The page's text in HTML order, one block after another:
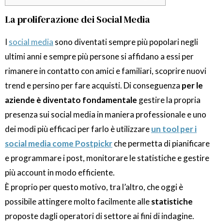
La proliferazione dei Social Media
I social media sono diventati sempre più popolari negli
ultimi anni e sempre più persone si affidano a essi per
rimanere in contatto con amici e familiari, scoprire nuovi
trend e persino per fare acquisti. Di conseguenza per le
aziende è diventato fondamentale gestire la propria
presenza sui social media in maniera professionale e uno
dei modi più efficaci per farlo è utilizzareun tool per i
social media come Postpickrche permetta di pianificare
e programmare i post, monitorare le statistiche e gestire
più account in modo efficiente.
È proprio per questo motivo, tra l’altro, che oggi è
possibile attingere molto facilmente allestatistiche
proposte dagli operatori di settore ai fini di indagine.